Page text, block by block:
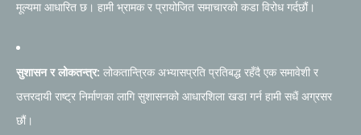
मूल्यमा आधारित छ। हामी भ्रामक र प्रायोजित समाचारको कडा विरोध गर्दछौं।
सुशासन र लोकतन्त्र: लोकतान्त्रिक अभ्यासप्रति प्रतिबद्ध रहँदै एक समावेशी र
उत्तरदायी राष्ट्र निर्माणका लागि सुशासनको आधारशिला खडा गर्न हामी सधैं अग्रसर
छौं।